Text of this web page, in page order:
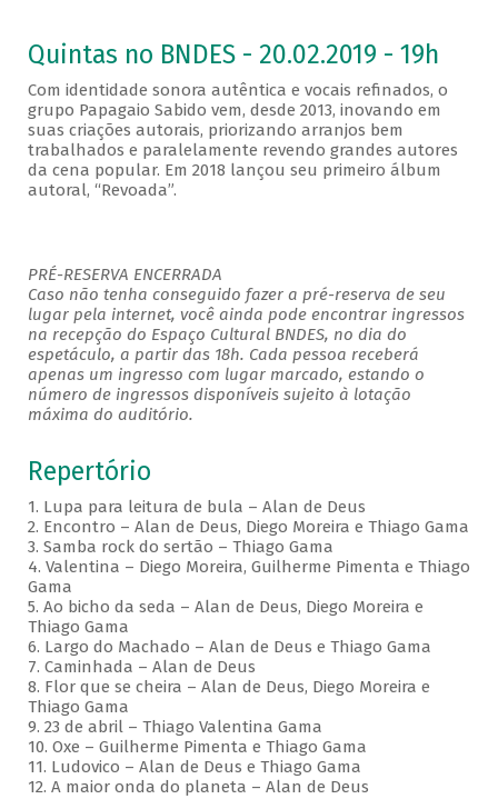
Quintas no BNDES - 20.02.2019 - 19h
Com identidade sonora autêntica e vocais refinados, o
grupo Papagaio Sabido vem, desde 2013, inovando em
suas criações autorais, priorizando arranjos bem
trabalhados e paralelamente revendo grandes autores
da cena popular. Em 2018 lançou seu primeiro álbum
autoral, “Revoada”.
PRÉ-RESERVA ENCERRADA
Caso não tenha conseguido fazer a pré-reserva de seu
lugar pela internet, você ainda pode encontrar ingressos
na recepção do Espaço Cultural BNDES, no dia do
espetáculo, a partir das 18h. Cada pessoa receberá
apenas um ingresso com lugar marcado, estando o
número de ingressos disponíveis sujeito à lotação
máxima do auditório.
Repertório
1. Lupa para leitura de bula – Alan de Deus
2. Encontro – Alan de Deus, Diego Moreira e Thiago Gama
3. Samba rock do sertão – Thiago Gama
4. Valentina – Diego Moreira, Guilherme Pimenta e Thiago
Gama
5. Ao bicho da seda – Alan de Deus, Diego Moreira e
Thiago Gama
6. Largo do Machado – Alan de Deus e Thiago Gama
7. Caminhada – Alan de Deus
8. Flor que se cheira – Alan de Deus, Diego Moreira e
Thiago Gama
9. 23 de abril – Thiago Valentina Gama
10. Oxe – Guilherme Pimenta e Thiago Gama
11. Ludovico – Alan de Deus e Thiago Gama
12. A maior onda do planeta – Alan de Deus